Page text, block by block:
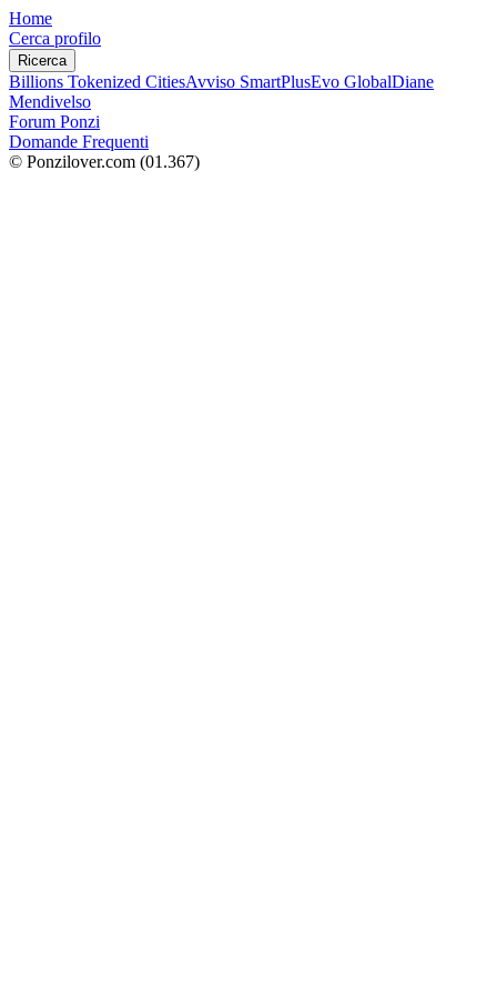
Home
Cerca profilo
Ricerca
Billions Tokenized CitiesAvviso SmartPlusEvo GlobalDiane
Mendivelso
Forum Ponzi
Domande Frequenti
© Ponzilover.com (01.367)